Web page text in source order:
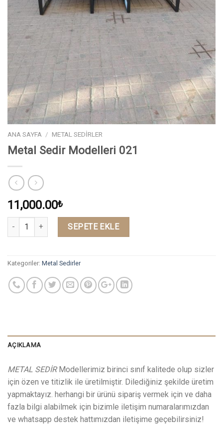
ANA SAYFA / METAL SEDIRLER
Metal Sedir Modelleri 021
11,000.00₺
Miktar SEPETE EKLE
Kategoriler: Metal Sedirler
AÇIKLAMA
METAL SEDİRModellerimiz birinci sınıf kalitede olup sizler
için özen ve titizlik ile üretilmiştir. Dilediğiniz şekilde üretim
yapmaktayız. herhangi bir ürünü sipariş vermek için ve daha
fazla bilgi alabilmek için bizimle iletişim numaralarımızdan
ve whatsapp destek hattımızdan iletişime geçebilirsiniz!